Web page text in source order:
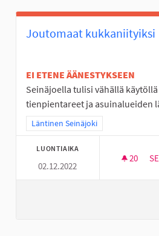
Joutomaat kukkaniityiksi
EI ETENE ÄÄNESTYKSEEN
Seinäjoella tulisi vähällä
tienpientareet ja asuinalueiden
Rajaa tulokset teeman mukaan:
Läntinen Seinäjoki
LUONTIAIKA
02.12.2022
20 20